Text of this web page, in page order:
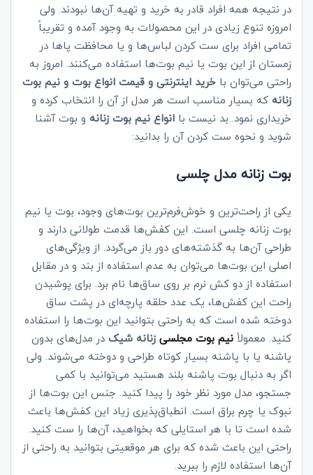
در نتیجه همه افراد قادر به خرید و تهیه آن‌ها نبودند. ولی
امروزه تنوع زیادی در این محصولات به وجود آمده و تقریباً
تمامی افراد برای ست کردن لباس‌ها و یا محافظت پاها در
زمستان از این بوت یا نیم بوت‌ها استفاده می‌کنند. امروز به
راحتی می‌توان با خرید اینترنتی و قیمت انواعبوتونیم بوت
زنانهکه بسیار مناسب است هر مدل از آن را انتخاب کرده و
خریداری نمود. بد نیست با انواع نیم بوت زنانه و بوت آشنا
شوید و نحوه ست کردن آن را بدانید:
بوت زنانه مدل چلسی
یکی از راحت‌ترین و خوش‌فرم‌ترین بوت‌های وجود، بوت یا نیم
بوت زنانه چلسی است. این کفش‌ها قدمت طولانی دارند و
طراحی آن‌ها به گذشته‌های دور باز می‌گردد. از ویژگی‌های
اصلی این بوت‌ها می‌توان به عدم استفاده از بند و در مقابل
استفاده از دو کش نرم بر روی ساق‌ها نام برد. برای پوشیدن
راحت این کفش‌ها، یک عدد حلقه پارچه‌ای در پشت ساق
دوخته شده است که به راحتی بتوانید این بوت‌ها را استفاده
کنید. معمولاًنیم بوت مجلسیزنانه شیکدر مدل‌های بدون
پاشنه یا با پاشنه بسیار کوتاه طراحی و دوخته می‌شوند. ولی
اگر به دنبال بوت پاشنه بلند هستید می‌توانید با کمی
جستجو، مدل مورد نظر خود را پیدا کنید. جنس این بوت‌ها از
نبوک یا چرم براق است. انطباق‌پذیری زیاد این کفش‌ها باعث
شده است تا با هر استایلی که بخواهید، آن‌ها را ست کنید.
راحتی این باعث شده که برای هر موقعیتی بتوانید به راحتی از
آن‌ها استفاده لازم را ببرید.